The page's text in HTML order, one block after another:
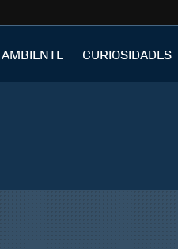
CURIOSIDADES